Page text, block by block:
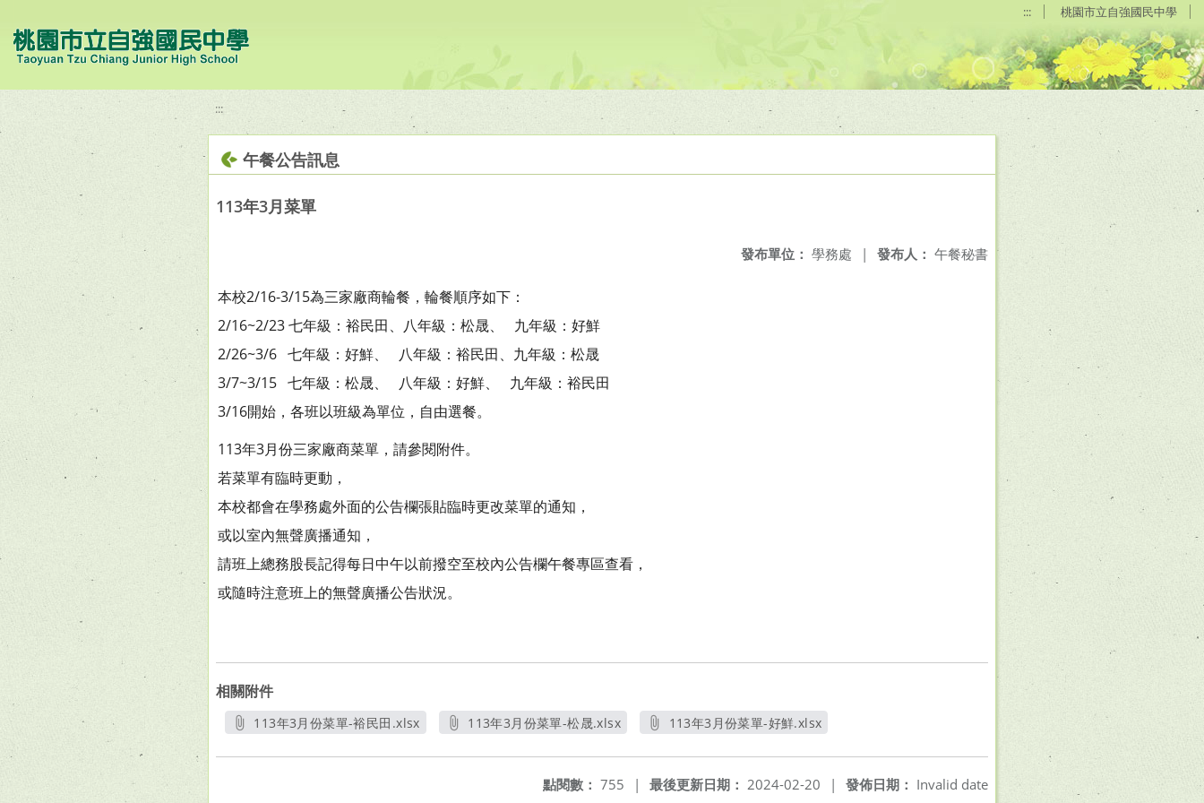
::: 桃園市立自強國民中學
:::
午餐公告訊息
113年3月菜單
發布人： 午餐秘書
發布單位： 學務處 |
本校2/16-3/15為三家廠商輪餐，輪餐順序如下：
2/16~2/23 七年級：裕民田、八年級：松晟、 九年級：好鮮
2/26~3/6 七年級：好鮮、 八年級：裕民田、九年級：松晟
3/7~3/15 七年級：松晟、 八年級：好鮮、 九年級：裕民田
3/16開始，各班以班級為單位，自由選餐。
113年3月份三家廠商菜單，請參閱附件。
若菜單有臨時更動，
本校都會在學務處外面的公告欄張貼臨時更改菜單的通知，
或以室內無聲廣播通知，
請班上總務股長記得每日中午以前撥空至校內公告欄午餐專區查看，
或隨時注意班上的無聲廣播公告狀況。
相關附件
113年3月份菜單-裕民田.xlsx
113年3月份菜單-松晟.xlsx
113年3月份菜單-好鮮.xlsx
發佈日期： Invalid date
最後更新日期： 2024-02-20 |
點閱數： 755 |